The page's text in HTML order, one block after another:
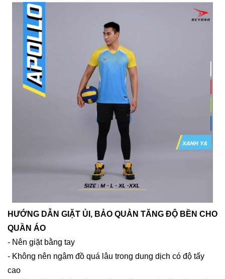
HƯỚNG DẪN GIẶT ỦI, BẢO QUẢN TĂNG ĐỘ BỀN CHO
QUẦN ÁO
- Nên giặt bằng tay
- Không nên ngâm đồ quá lâu trong dung dịch có độ tẩy
cao